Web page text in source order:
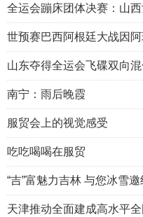
全运会蹦床团体决赛：山
世预赛巴西阿根廷大战因
山东夺得全运会飞碟双向
南宁：雨后晚霞
服贸会上的视觉感受
吃吃喝喝在服贸
“吉”富魅力吉林 与您冰雪邀
天津推动全面建成高水平